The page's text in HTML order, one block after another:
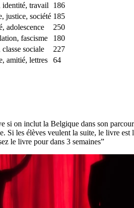
identité, travail
186
justice, société 185
adolescence
250
fascisme
180
sociale
227
amitié, lettres 64
si on inclut la Belgique dans son
Si les élèves veulent la suite, le livre est
le livre pour dans 3 semaines”